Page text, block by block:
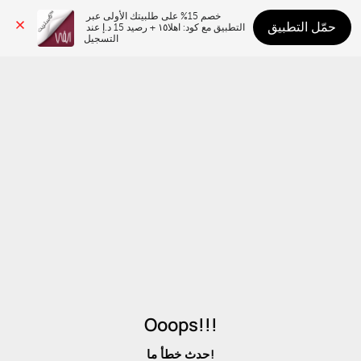
التسجيل
حمّل التطبيق
Ooops!!!
حدث خطأ ما!